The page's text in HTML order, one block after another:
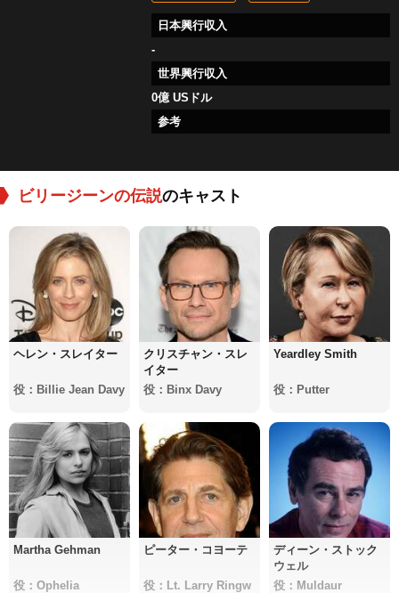
日本興行収入
-
世界興行収入
0億 USドル
参考
ビリージーンの伝説のキャスト
ヘレン・スレイター
役：Billie Jean Davy
クリスチャン・スレ
イター
役：Binx Davy
Yeardley Smith
役：Putter
Martha Gehman
役：Ophelia
ピーター・コヨーテ
役：Lt. Larry Ringw
ディーン・ストック
ウェル
役：Muldaur